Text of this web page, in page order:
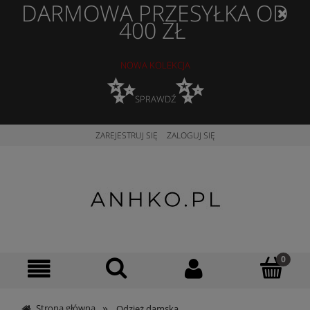
DARMOWA PRZESYŁKA OD
400 ZŁ
NOWA KOLEKCJA
✨SPRAWDŹ✨
ZAREJESTRUJ SIĘ ZALOGUJ SIĘ